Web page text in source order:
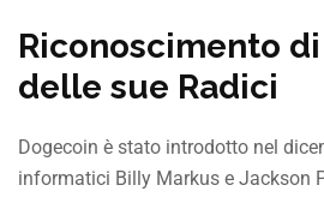
Riconoscimento
delle sue Radici
Dogecoin è stato introdotto nel
informatici Billy Markus e Jackson